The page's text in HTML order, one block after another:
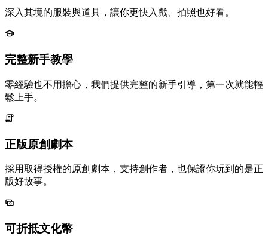
深入其境的服裝與道具，讓你更快入戲、拍照也好看。
完整新手教學
零經驗也不用擔心，我們提供完整的新手引導，第一次就能輕
鬆上手。
正版原創劇本
採用取得授權的原創劇本，支持創作者，也保證你玩到的是正
版好故事。
可折抵文化幣